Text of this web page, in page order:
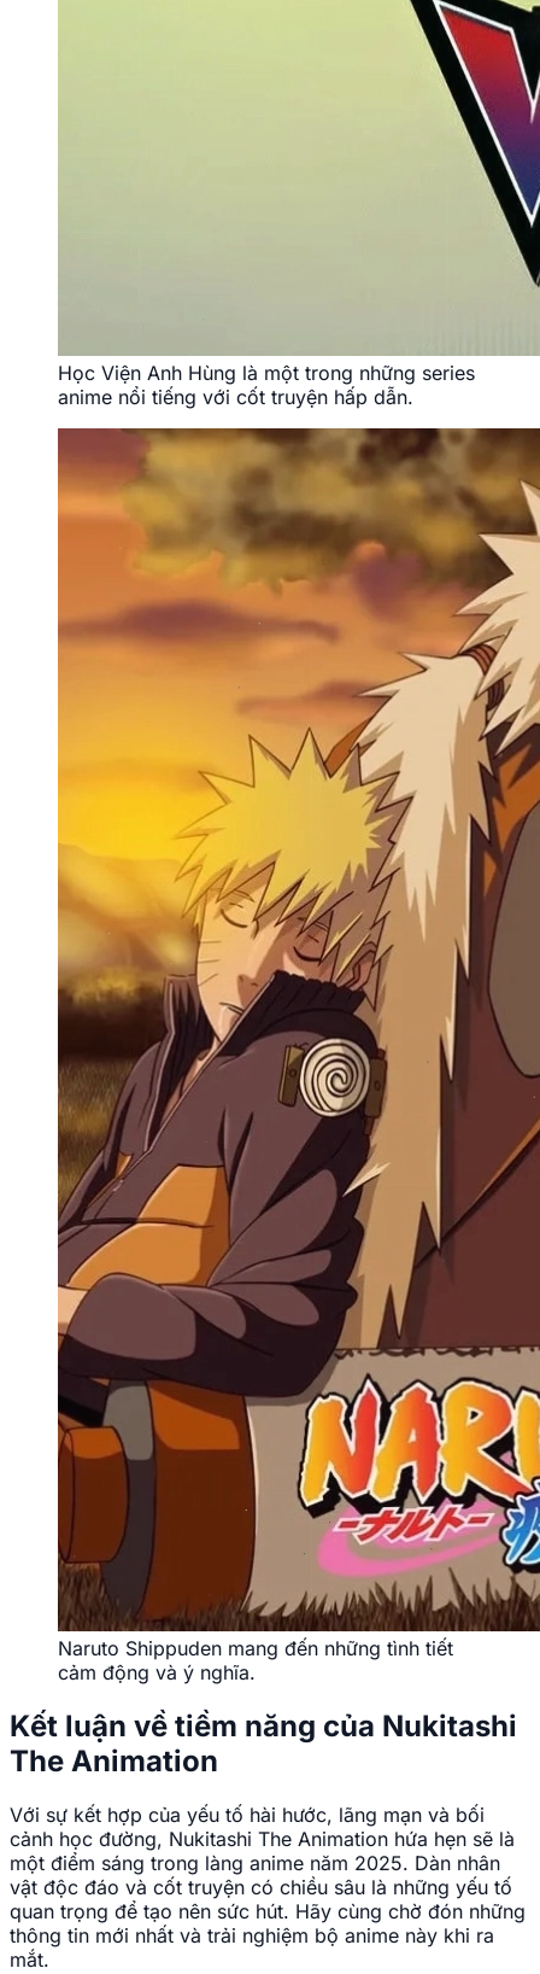
Học Viện Anh Hùng là một trong những series
anime nổi tiếng với cốt truyện hấp dẫn.
Naruto Shippuden mang đến những tình tiết
cảm động và ý nghĩa.
Kết luận về tiềm năng của Nukitashi
The Animation
Với sự kết hợp của yếu tố hài hước, lãng mạn và bối
cảnh học đường, Nukitashi The Animation hứa hẹn sẽ là
một điểm sáng trong làng anime năm 2025. Dàn nhân
vật độc đáo và cốt truyện có chiều sâu là những yếu tố
quan trọng để tạo nên sức hút. Hãy cùng chờ đón những
thông tin mới nhất và trải nghiệm bộ anime này khi ra
mắt.